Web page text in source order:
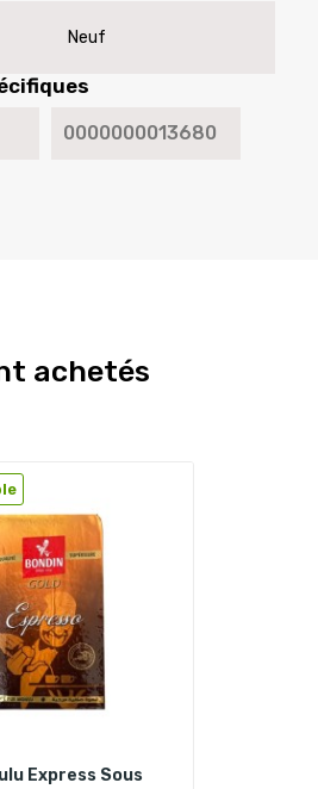
Neuf
0000000013680
achetés
Express Sous